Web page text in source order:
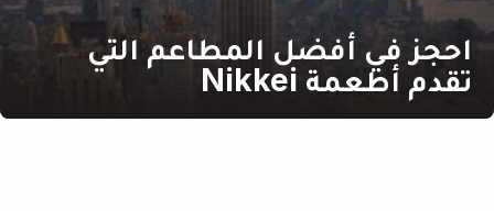
احجز في أفضل المطاعم التي
تقدم أطعمة Nikkei